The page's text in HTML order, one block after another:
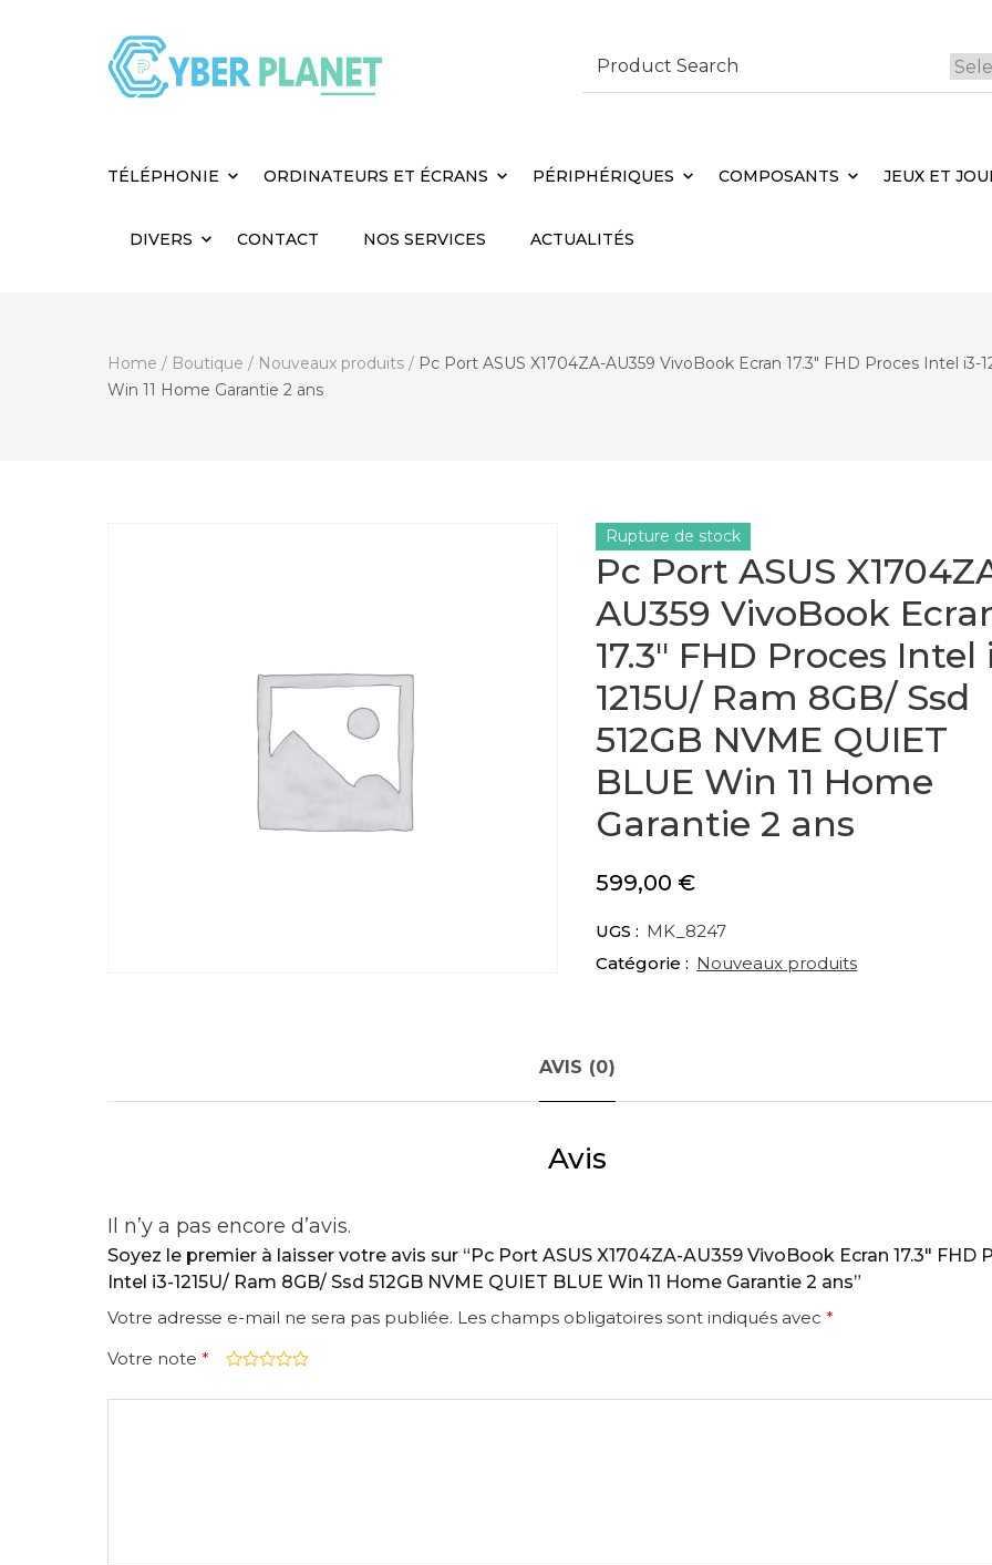
Search
for:
TÉLÉPHONIE ORDINATEURS ET ÉCRANS PÉRIPHÉRIQUES COMPOSANTS JEUX ET
DIVERS CONTACT NOS SERVICES ACTUALITÉS
Home / Boutique / Nouveaux produits / Pc Port ASUS X1704ZA-AU359 VivoBook Ecran 17.3″ FHD Proces Intel i3-
Win 11 Home Garantie 2 ans
Pc Port ASUS
AU359 VivoBook
17.3″ FHD Proces Intel
1215U/ Ram 8GB/ Ssd
512GB NVME QUIET
BLUE Win 11 Home
Garantie 2 ans
599,00 €
Rupture de stock
UGS : MK_8247
Catégorie : Nouveaux produits
AVIS (0)
Avis
Il n’y a pas encore d’avis.
Soyez le premier à laisser votre avis sur “Pc Port ASUS X1704ZA-AU359 VivoBook Ecran 17.3″ FHD
Intel i3-1215U/ Ram 8GB/ Ssd 512GB NVME QUIET BLUE Win 11 Home Garantie 2 ans”
Votre adresse e-mail ne sera pas publiée. Les champs obligatoires sont indiqués avec *
Votre note *